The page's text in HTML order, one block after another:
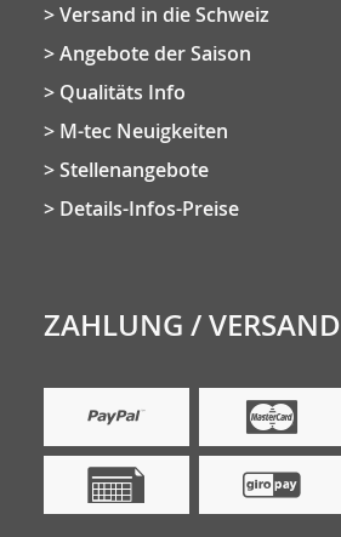
Versand in die Schweiz
Angebote der Saison
Qualitäts Info
M-tec Neuigkeiten
Stellenangebote
Details-Infos-Preise
ZAHLUNG / VERSAND